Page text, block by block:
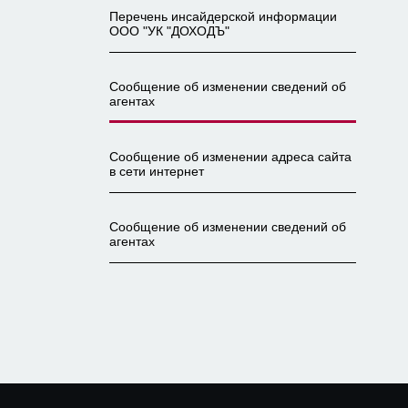
Перечень инсайдерской информации
ООО "УК "ДОХОДЪ"
Сообщение об изменении сведений об
агентах
Сообщение об изменении адреса сайта
в сети интернет
Сообщение об изменении сведений об
агентах